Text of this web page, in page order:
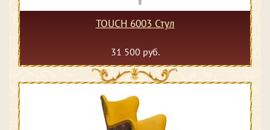
TOUCH 6003 Стул
31 500 руб.